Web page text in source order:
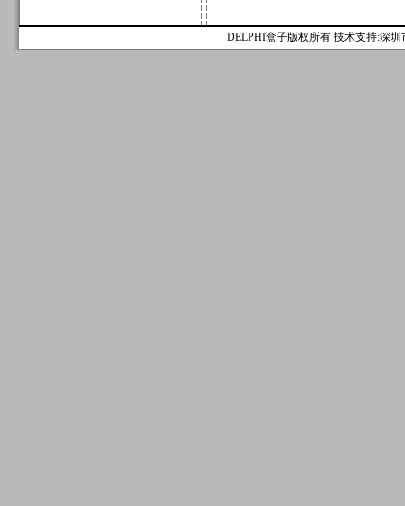
DELPHI盒子版权所有 技术支持:深